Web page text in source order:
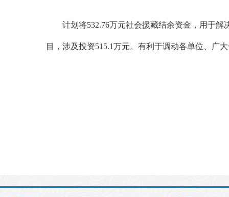
计划将532.76万元社会援藏结余资金，用于
目，涉及投资515.1万元。有利于调动各单位、广